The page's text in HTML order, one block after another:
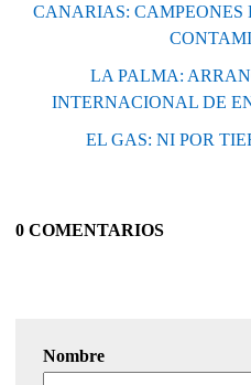
CANARIAS: CAMPEONES
LA PALMA:
INTERNACIONAL DE
EL GAS: NI POR
0 COMENTARIOS
Nombre